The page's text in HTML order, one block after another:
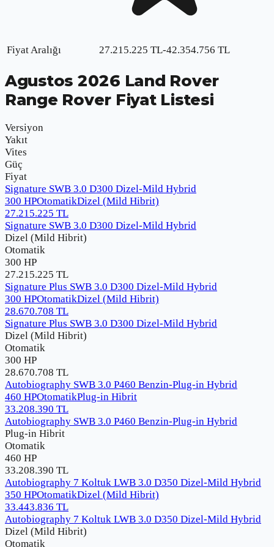
Fiyat Aralığı 27.215.225 TL-42.354.756 TL
Agustos 2026 Land Rover
Range Rover Fiyat Listesi
Versiyon
Yakıt
Vites
Güç
Fiyat
Signature SWB 3.0 D300 Dizel-Mild Hybrid
300 HPOtomatikDizel (Mild Hibrit)
27.215.225 TL
Signature SWB 3.0 D300 Dizel-Mild Hybrid
Dizel (Mild Hibrit)
Otomatik
300 HP
27.215.225 TL
Signature Plus SWB 3.0 D300 Dizel-Mild Hybrid
300 HPOtomatikDizel (Mild Hibrit)
28.670.708 TL
Signature Plus SWB 3.0 D300 Dizel-Mild Hybrid
Dizel (Mild Hibrit)
Otomatik
300 HP
28.670.708 TL
Autobiography SWB 3.0 P460 Benzin-Plug-in Hybrid
460 HPOtomatikPlug-in Hibrit
33.208.390 TL
Autobiography SWB 3.0 P460 Benzin-Plug-in Hybrid
Plug-in Hibrit
Otomatik
460 HP
33.208.390 TL
Autobiography 7 Koltuk LWB 3.0 D350 Dizel-Mild Hybrid
350 HPOtomatikDizel (Mild Hibrit)
33.443.836 TL
Autobiography 7 Koltuk LWB 3.0 D350 Dizel-Mild Hybrid
Dizel (Mild Hibrit)
Otomatik